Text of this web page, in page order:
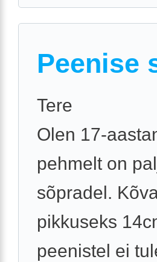
Peenise
Tere
Olen 17-
pehmelt on
sõpradel.
pikkuseks
peenistel ei